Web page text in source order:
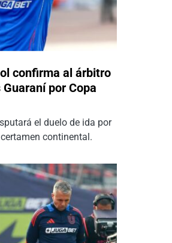
confirma al árbitro
por Copa
el duelo de ida por
continental.